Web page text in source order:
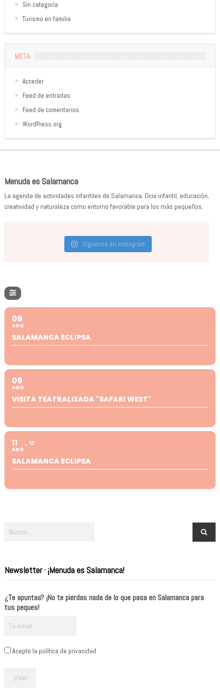
Sin categoría
Turismo en familia
META
Acceder
Feed de entradas
Feed de comentarios
WordPress.org
Menuda es Salamanca
La agenda de actividades infantiles de Salamanca. Ocio infantil, educación,
creatividad y naturaleza como entorno favorable para los más pequeños.
Síguenos en Instagram
09
AGO
SALAMANCA ECLIPSA
09
AGO
VISITA TEATRALIZADA "SAFARI WEST"
11
AGO
12
SALAMANCA ECLIPSA
Newsletter · ¡Menuda es Salamanca!
¿Te apuntas? ¡No te pierdas nada de lo que pasa en Salamanca para
tus peques!
Acepto la política de privacidad